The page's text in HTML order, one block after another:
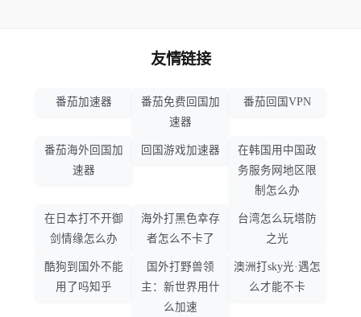
友情链接
番茄加速器
番茄免费回国加
速器
番茄回国VPN
番茄海外回国加
速器
回国游戏加速器
在韩国用中国政
务服务网地区限
制怎么办
在日本打不开御
剑情缘怎么办
海外打黑色幸存
者怎么不卡了
台湾怎么玩塔防
之光
酷狗到国外不能
用了吗知乎
国外打野兽领
主：新世界用什
么加速
澳洲打sky光·遇怎
么才能不卡